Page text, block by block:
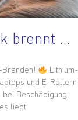
brennt …
Bränden!
Lithium-
und E-Rollern
Beschädigung
liegt